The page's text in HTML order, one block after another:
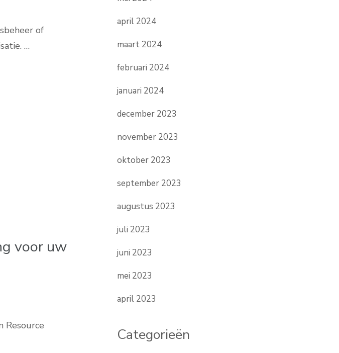
of
…
voor uw
Resource
april 2024
maart 2024
februari 2024
januari 2024
december 2023
november 2023
oktober 2023
september 2023
augustus 2023
juli 2023
juni 2023
mei 2023
april 2023
Categorieën